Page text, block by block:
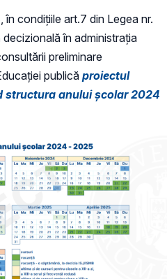
condiţiile art.7 din Legea nr.
în administraţia
preliminare
publică proiectul
structura anului şcolar 2024